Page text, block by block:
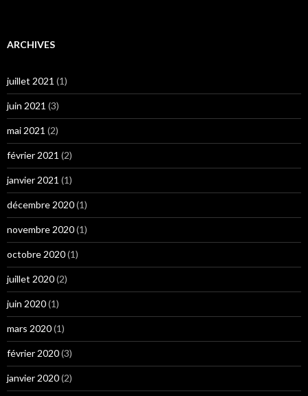
ARCHIVES
juillet 2021 (1)
juin 2021 (3)
mai 2021 (2)
février 2021 (2)
janvier 2021 (1)
décembre 2020(1)
novembre 2020(1)
octobre 2020(1)
juillet 2020(2)
juin 2020(1)
mars 2020(1)
février 2020(3)
janvier 2020(2)